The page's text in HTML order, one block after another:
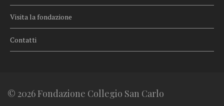
Visita la fondazione
Contatti
© 2026 Fondazione Collegio San Carlo